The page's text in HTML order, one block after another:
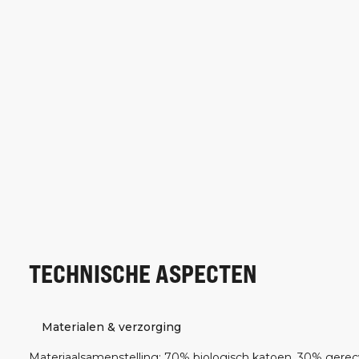
TECHNISCHE ASPECTEN
Materialen & verzorging